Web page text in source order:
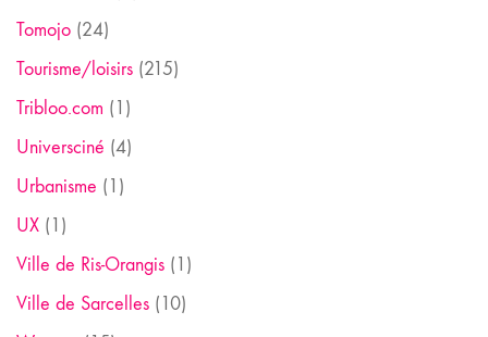
Tomojo (24)
Tourisme/loisirs (215)
Tribloo.com (1)
Universciné (4)
Urbanisme (1)
UX (1)
Ville de Ris-Orangis (1)
Ville de Sarcelles (10)